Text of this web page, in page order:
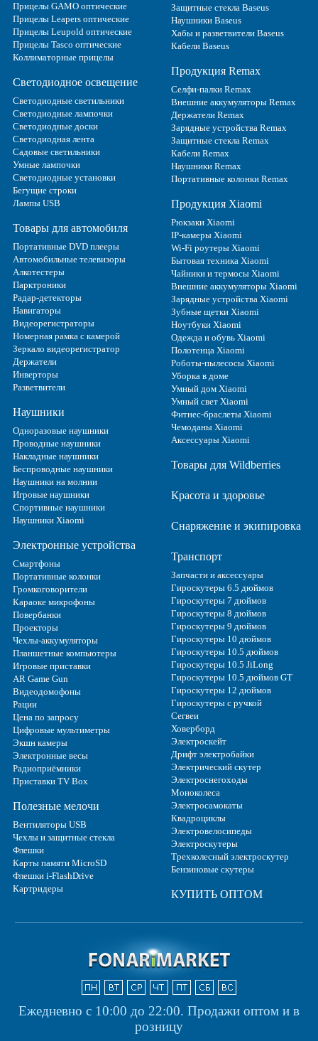
Прицелы GAMO оптические
Прицелы Leapers оптические
Прицелы Leupold оптические
Прицелы Tasco оптические
Коллиматорные прицелы
Светодиодное освещение
Светодиодные светильники
Светодиодные лампочки
Светодиодные доски
Светодиодная лента
Садовые светильники
Умные лампочки
Светодиодные установки
Бегущие строки
Лампы USB
Товары для автомобиля
Портативные DVD плееры
Автомобильные телевизоры
Алкотестеры
Парктроники
Радар-детекторы
Навигаторы
Видеорегистраторы
Номерная рамка с камерой
Зеркало видеорегистратор
Держатели
Инверторы
Разветвители
Наушники
Одноразовые наушники
Проводные наушники
Накладные наушники
Беспроводные наушники
Наушники на молнии
Игровые наушники
Спортивные наушники
Наушники Xiaomi
Электронные устройства
Смартфоны
Портативные колонки
Громкоговорители
Караоке микрофоны
Повербанки
Проекторы
Чехлы-аккумуляторы
Планшетные компьютеры
Игровые приставки
AR Game Gun
Видеодомофоны
Рации
Цена по запросу
Цифровые мультиметры
Экшн камеры
Электронные весы
Радиоприёмники
Приставки TV Box
Полезные мелочи
Вентиляторы USB
Чехлы и защитные стекла
Флешки
Карты памяти MicroSD
Флешки i-FlashDrive
Картридеры
Защитные стекла Baseus
Наушники Baseus
Хабы и разветвители Baseus
Кабели Baseus
Продукция Remax
Селфи-палки Remax
Внешние аккумуляторы Remax
Держатели Remax
Зарядные устройства Remax
Защитные стекла Remax
Кабели Remax
Наушники Remax
Портативные колонки Remax
Продукция Xiaomi
Рюкзаки Xiaomi
IP-камеры Xiaomi
Wi-Fi роутеры Xiaomi
Бытовая техника Xiaomi
Чайники и термосы Xiaomi
Внешние аккумуляторы Xiaomi
Зарядные устройства Xiaomi
Зубные щетки Xiaomi
Ноутбуки Xiaomi
Одежда и обувь Xiaomi
Полотенца Xiaomi
Роботы-пылесосы Xiaomi
Уборка в доме
Умный дом Xiaomi
Умный свет Xiaomi
Фитнес-браслеты Xiaomi
Чемоданы Xiaomi
Аксессуары Xiaomi
Товары для Wildberries
Красота и здоровье
Снаряжение и экипировка
Транспорт
Запчасти и аксессуары
Гироскутеры 6.5 дюймов
Гироскутеры 7 дюймов
Гироскутеры 8 дюймов
Гироскутеры 9 дюймов
Гироскутеры 10 дюймов
Гироскутеры 10.5 дюймов
Гироскутеры 10.5 JiLong
Гироскутеры 10.5 дюймов GT
Гироскутеры 12 дюймов
Гироскутеры с ручкой
Сегвеи
Ховерборд
Электроскейт
Дрифт электробайки
Электрический скутер
Электроснегоходы
Моноколеса
Электросамокаты
Квадроциклы
Электровелосипеды
Электроскутеры
Трехколесный электроскутер
Бензиновые скутеры
КУПИТЬ ОПТОМ
Ежедневно с 10:00 до 22:00. Продажи оптом и в
розницу